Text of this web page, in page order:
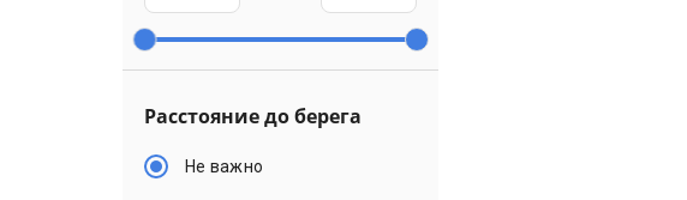
Расстояние до берега
Не важно